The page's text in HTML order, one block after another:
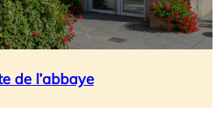
de l’abbaye